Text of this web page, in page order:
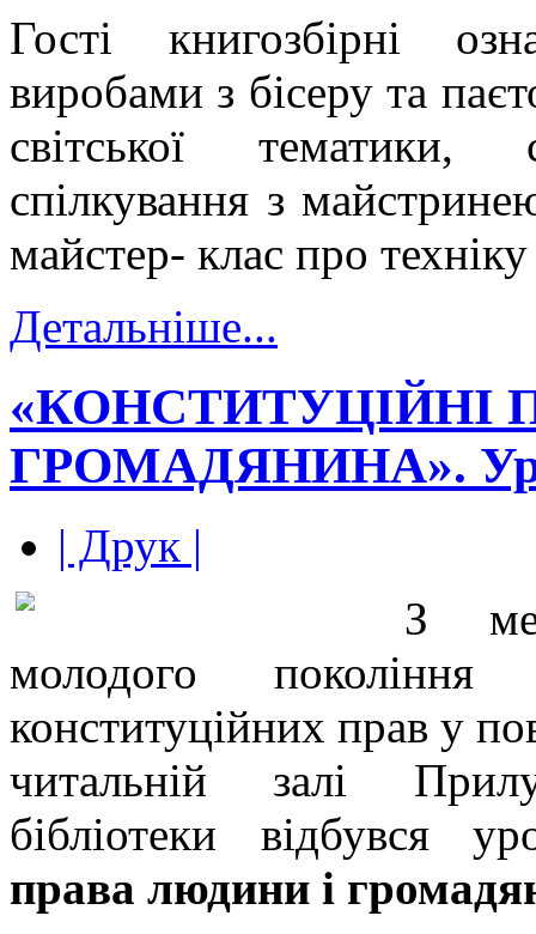
Гості книгозбірні
виробами з бісеру та
світської
спілкування з
майстер- клас про
Детальніше...
«КОНСТИТУЦІЙНІ
ГРОМАДЯНИНА».
| Друк |
З
молодого
конституційних прав у
читальній залі
бібліотеки відбувся
права людини і